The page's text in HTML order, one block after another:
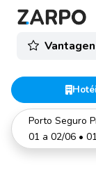
Porto Seguro
01 a 02/06 •